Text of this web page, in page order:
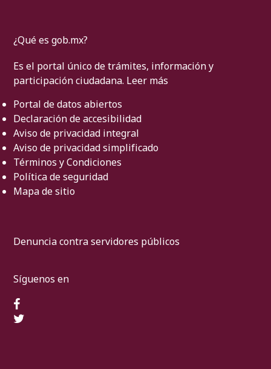
¿Qué es gob.mx?
Es el portal único de trámites, información y
participación ciudadana. Leer más
Portal de datos abiertos
Declaración de accesibilidad
Aviso de privacidad integral
Aviso de privacidad simplificado
Términos y Condiciones
Política de seguridad
Mapa de sitio
Denuncia contra servidores públicos
Síguenos en